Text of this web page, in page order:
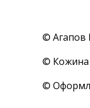
© Агапов
© Кожина
©